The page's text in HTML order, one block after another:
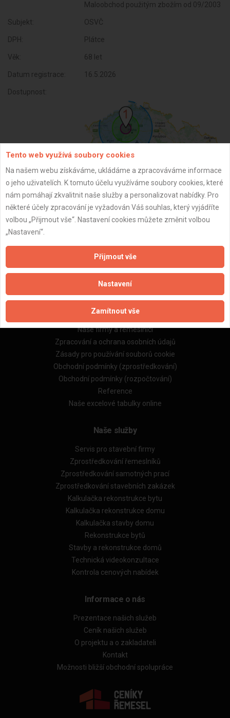
Maloobchod použitým zbožím od 09/2003
Subjekt: OSVČ
DPH: Plátce
Věk: 68 let
Datum registrace: 16.5.2026
Dostupnost:
ZPĚT
Důležité informace
Naše firmy a řemeslníci
Zpracování a ochrana osobních údajů
Zásady pro používání souborů cookie
Obchodní podmínky (zprostředkování)
Obchodní podmínky (rozpočtování)
Reference
Naše excelové tabulky online
Naše služby
Servis pro stavební firmy
Zprostředkování řemeslníků
Zprostředkování samotných prací
Zprostředkování stavebních zakázek
Kalkulačka rekonstrukce bytu
Kalkulačka rekonstrukce domu
Kalkulačka stavby domu
Rekonstrukce bytů
Stavby a rekonstrukce domů
Technická videokonzultace
Kontrola cenových nabídek
Informace o nás
Prezentace našich služeb
Ceník našich služeb
O projektu a o zakladateli
Kontakt
Možnosti bližší obchodní spolupráce
Tento web využívá soubory cookies
Na našem webu získáváme, ukládáme a zpracováváme informace
o jeho uživatelích. K tomuto účelu využíváme soubory cookies, které
nám pomáhají zkvalitnit naše služby a personalizovat nabídky. Pro
některé účely zpracování je vyžadován Váš souhlas, který vyjádříte
volbou „Přijmout vše“. Nastavení cookies můžete změnit volbou
„Nastavení“.
Přijmout vše
Nastavení
Zamítnout vše